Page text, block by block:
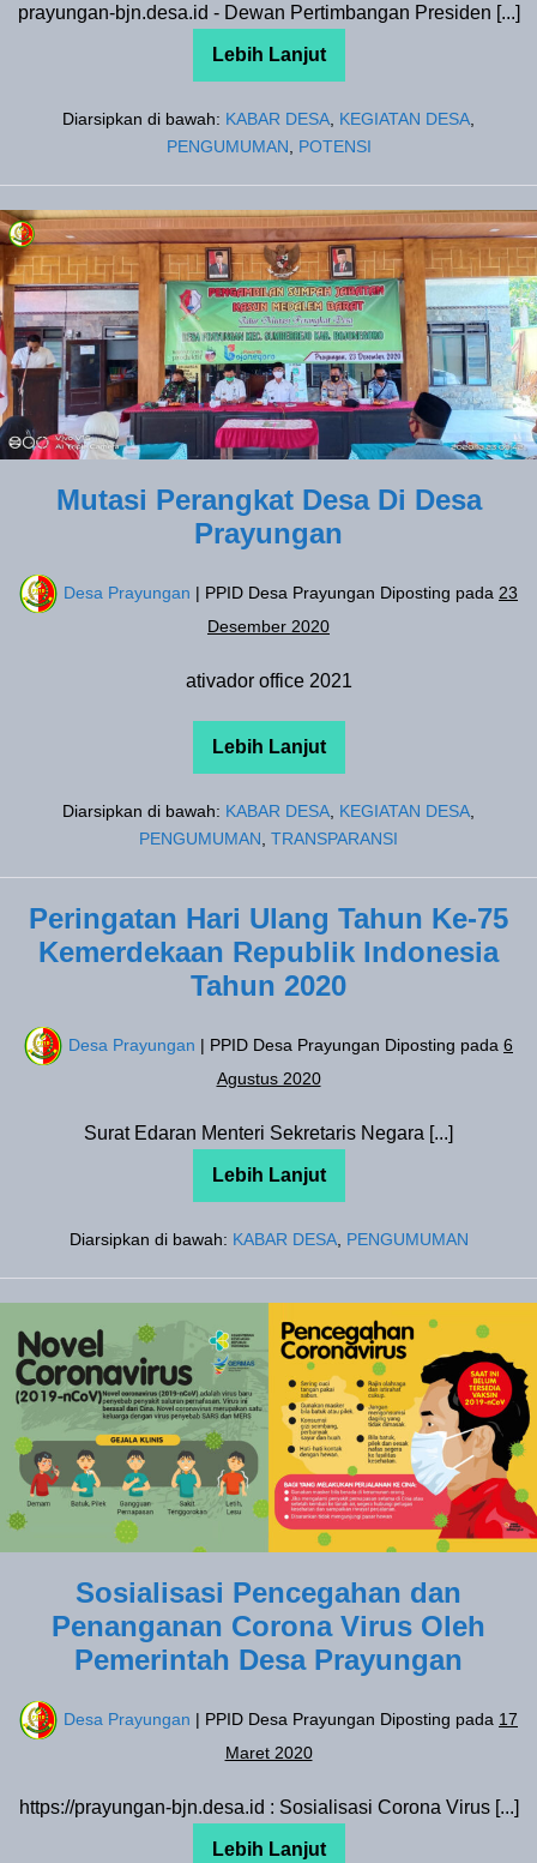
prayungan-bjn.desa.id - Dewan Pertimbangan Presiden [...]
Lebih Lanjut
Dorong
Budaya
Wantimpres
Soekarwo
Kunjungan
Desa
Prayungan
Diarsipkan di bawah: KABAR DESA KEGIATAN DESA
PENGUMUMAN
POTENSI
Mutasi
Perangkat
Desa
Di
Desa
Prayungan
Mutasi Perangkat Desa Di Desa
Prayungan
Desa Prayungan | PPID Desa Prayungan Diposting pada 23
Desember 2020
ativador office 2021
Lebih Lanjut
Mutasi
Perangkat
Di
Desa
Prayungan
Diarsipkan di bawah: KABAR DESA KEGIATAN DESA
PENGUMUMAN TRANSPARANSI
Peringatan Hari Ulang Tahun Ke-75
Kemerdekaan Republik Indonesia
Tahun 2020
Desa Prayungan | PPID Desa Prayungan Diposting pada 6
Agustus 2020
Surat Edaran Menteri Sekretaris Negara [...]
Lebih Lanjut
Peringatan
Hari
Tahun
75
Indonesia
Tahun
2020
Diarsipkan di bawah: KABAR DESA, PENGUMUMAN
Pencegahan
dan
Penanganan
Corona
Virus
Oleh
Prayungan
Sosialisasi Pencegahan dan
Penanganan Corona Virus Oleh
Pemerintah Desa Prayungan
Desa Prayungan | PPID Desa Prayungan Diposting pada 17
Maret 2020
https://prayungan-bjn.desa.id : Sosialisasi Corona Virus [...]
Lebih Lanjut
Sosialisasi